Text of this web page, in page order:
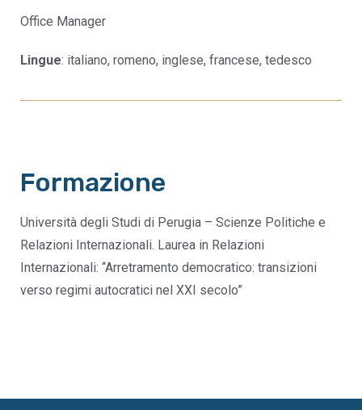
Office Manager
Lingue: italiano, romeno, inglese, francese, tedesco
Formazione
Università degli Studi di Perugia – Scienze Politiche e
Relazioni Internazionali. Laurea in Relazioni
Internazionali: “Arretramento democratico: transizioni
verso regimi autocratici nel XXI secolo”